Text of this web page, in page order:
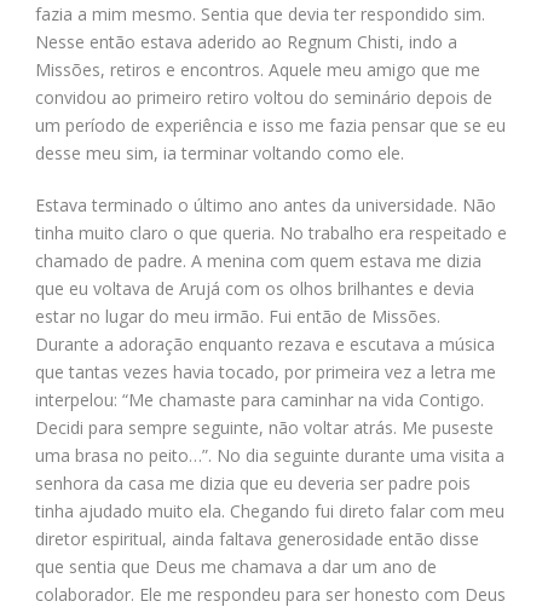
fazia a mim mesmo. Sentia que devia ter respondido sim.
Nesse então estava aderido ao Regnum Chisti, indo a
Missões, retiros e encontros. Aquele meu amigo que me
convidou ao primeiro retiro voltou do seminário depois de
um período de experiência e isso me fazia pensar que se eu
desse meu sim, ia terminar voltando como ele.
Estava terminado o último ano antes da universidade. Não
tinha muito claro o que queria. No trabalho era respeitado e
chamado de padre. A menina com quem estava me dizia
que eu voltava de Arujá com os olhos brilhantes e devia
estar no lugar do meu irmão. Fui então de Missões.
Durante a adoração enquanto rezava e escutava a música
que tantas vezes havia tocado, por primeira vez a letra me
interpelou: “Me chamaste para caminhar na vida Contigo.
Decidi para sempre seguinte, não voltar atrás. Me puseste
uma brasa no peito…”. No dia seguinte durante uma visita a
senhora da casa me dizia que eu deveria ser padre pois
tinha ajudado muito ela. Chegando fui direto falar com meu
diretor espiritual, ainda faltava generosidade então disse
que sentia que Deus me chamava a dar um ano de
colaborador. Ele me respondeu para ser honesto com Deus